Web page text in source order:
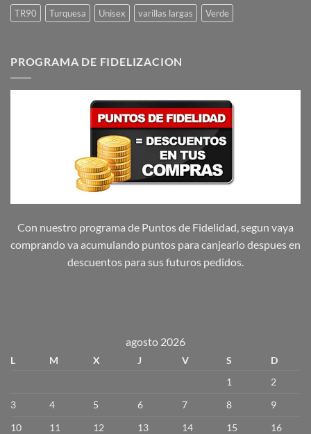
TR90
Turquesa Unisex varillas largas Verde
PROGRAMA DE FIDELIZACION
Con nuestro programa de Puntos de Fidelidad, segun vaya
comprando va acumulando puntos para canjearlo despues en
descuentos para sus futuros pedidos.
agosto 2026
L M X J V S
D
1
2
3
4 5 6 7 8
9
10
11 12 13 14 15 16